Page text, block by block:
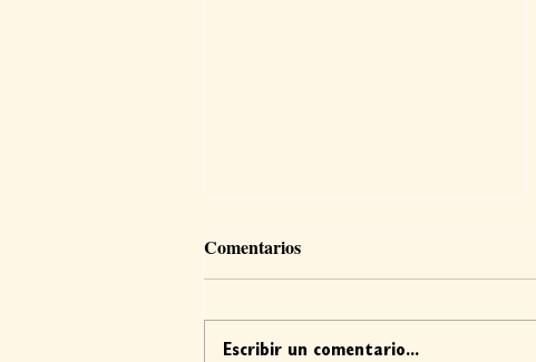
Comentarios
Escribir un comentario...